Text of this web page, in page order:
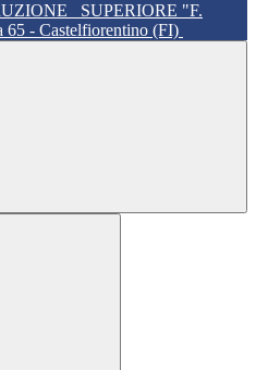
SUPERIORE "F.
65 - Castelfiorentino (FI)